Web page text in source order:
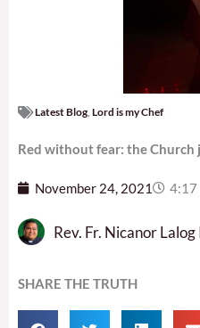
Latest Blog Lord is my Chef
Red without fear: the Church
November 24, 2021 4:17
Rev. Fr. Nicanor Lalog
SHARE THE TRUTH